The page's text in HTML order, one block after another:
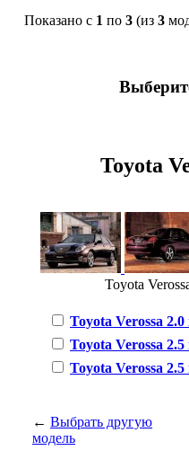
Показано с 1 по 3(из 3
Toyota
Toyota
Toyota Verossa
Toyota Verossa
Toyota Verossa
← Выбрать другую
модель